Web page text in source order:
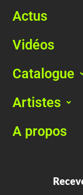
Actus
Vidéos
Catalogue
Artistes
A propos